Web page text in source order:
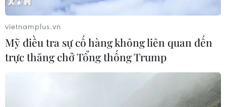
vietnamplus.vn
Mỹ điều tra sự cố hàng không liên quan đến
trực thăng chở Tổng thống Trump